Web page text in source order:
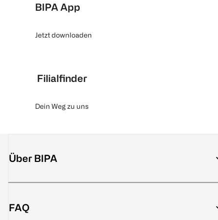
BIPA App
Jetzt downloaden
Filialfinder
Dein Weg zu uns
Über BIPA
FAQ